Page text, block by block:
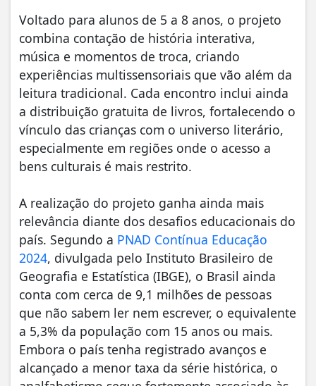
Voltado para alunos de 5 a 8 anos, o projeto
combina contação de história interativa,
música e momentos de troca, criando
experiências multissensoriais que vão além da
leitura tradicional. Cada encontro inclui ainda
a distribuição gratuita de livros, fortalecendo o
vínculo das crianças com o universo literário,
especialmente em regiões onde o acesso a
bens culturais é mais restrito.
A realização do projeto ganha ainda mais
relevância diante dos desafios educacionais do
país. Segundo a PNAD Contínua Educação
2024, divulgada pelo Instituto Brasileiro de
Geografia e Estatística (IBGE), o Brasil ainda
conta com cerca de 9,1 milhões de pessoas
que não sabem ler nem escrever, o equivalente
a 5,3% da população com 15 anos ou mais.
Embora o país tenha registrado avanços e
alcançado a menor taxa da série histórica, o